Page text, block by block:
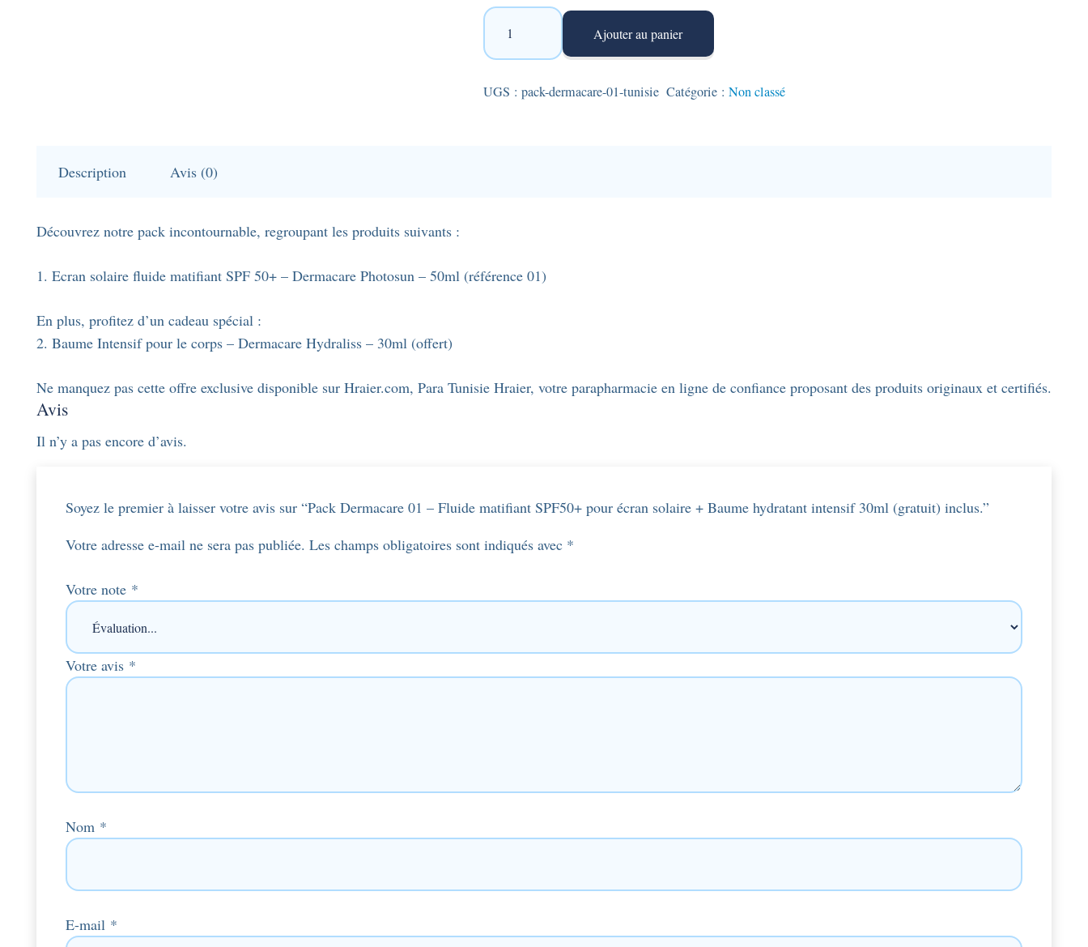
quantité
Pack
Dermacare
solaire
30ml
Ajouter au panier
UGS : pack-dermacare-01-tunisie Catégorie :Non classé
Description Avis (0)
Découvrez notre pack incontournable, regroupant les produits suivants :
1. Ecran solaire fluide matifiant SPF 50+ – Dermacare Photosun – 50ml (référence 01)
En plus, profitez d’un cadeau spécial :
2. Baume Intensif pour le corps – Dermacare Hydraliss – 30ml (offert)
Ne manquez pas cette offre exclusive disponible sur Hraier.com, Para Tunisie Hraier, votre parapharmacie en ligne de confiance proposant des produits originaux et certifiés.
Avis
Il n’y a pas encore d’avis.
Soyez le premier à laisser votre avis sur “Pack Dermacare 01 – Fluide matifiant SPF50+ pour écran solaire + Baume hydratant intensif 30ml (gratuit) inclus.”
Votre adresse e-mail ne sera pas publiée. Les champs obligatoires sont indiqués avec *
Votre note *
Votre avis *
Nom *
E-mail *